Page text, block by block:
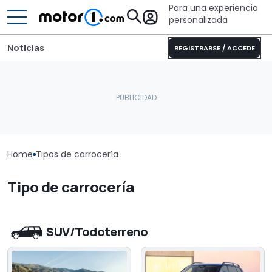
Para una experiencia
personalizada
REGISTRARSE / ACCEDE
Noticias
Home Tipos de carrocería
Tipo de carrocería
SUV/Todoterreno